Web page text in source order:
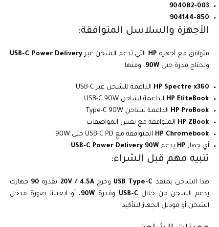
904082-003
904144-850
الأجهزة والسلاسل المتوافقة:
متوافق مع أجهزة HP التي تدعم الشحن عبرUSB-C Power Delivery
وتحتاج قدرة حتى 90W، ومنها:
HP Spectre x360 الداعمة للشحن عبر USB-C
HP EliteBook الداعمة لشاحن USB-C 90W
HP ProBook الداعمة لشاحن Type-C 90W
HP ZBook المتوافقة مع نفس المواصفات
HP Chromebook المتوافقة مع USB-C PD حتى 90W
أي جهاز HP يدعم USB-C Power Delivery 90W
تنبيه مهم قبل الشراء:
هذا الشاحن بمنفذ USB Type-C وخرج20V / 4.5A بقدرة 90 جهازك
يدعم الشحن من خلال USB-C وقدرة 90W، أو ابعتلنا صورة مدخل
الشحن أو موديل الجهاز للتأكيد.